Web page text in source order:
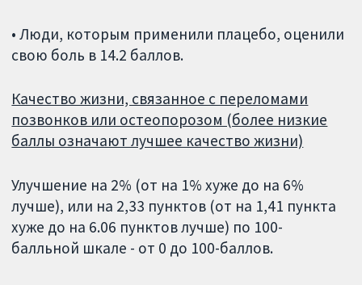
• Люди, которым применили плацебо, оценили
свою боль в 14.2 баллов.
Качество жизни, связанное с переломами
позвонков или остеопорозом (более низкие
баллы означают лучшее качество жизни)
Улучшение на 2% (от на 1% хуже до на 6%
лучше), или на 2,33 пунктов (от на 1,41 пункта
хуже до на 6.06 пунктов лучше) по 100-
балльной шкале - от 0 до 100-баллов.